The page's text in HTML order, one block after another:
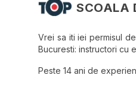
SCOALA
Vrei sa iti iei permisul
Bucuresti: instructori cu
Peste 14 ani de